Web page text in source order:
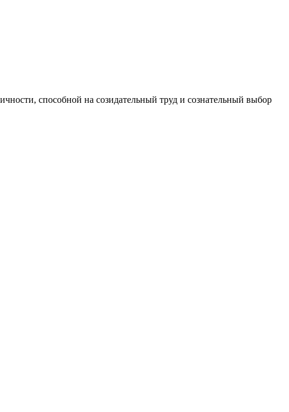
способной на созидательный труд и сознательный выбор